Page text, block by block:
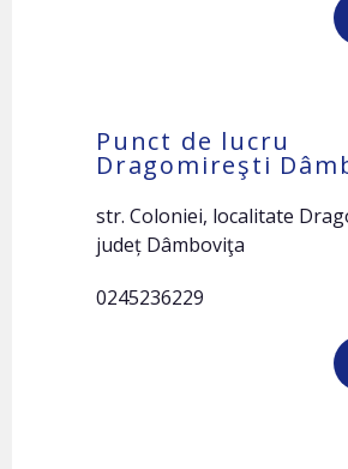
Punct de lucru
Dragomireşti
str. Coloniei, localitate
județ Dâmboviţa
0245236229